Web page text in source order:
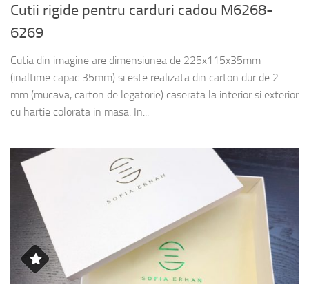
Cutii rigide pentru carduri cadou M6268-
6269
Cutia din imagine are dimensiunea de 225x115x35mm
(inaltime capac 35mm) si este realizata din carton dur de 2
mm (mucava, carton de legatorie) caserata la interior si exterior
cu hartie colorata in masa. In...